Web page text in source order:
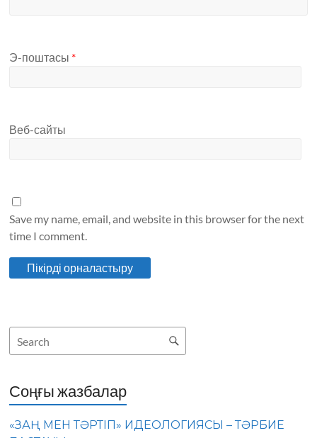
Э-поштасы *
Веб-сайты
Save my name, email, and website in this browser for the next
time I comment.
Соңғы жазбалар
«ЗАҢ МЕН ТӘРТІП» ИДЕОЛОГИЯСЫ – ТӘРБИЕ